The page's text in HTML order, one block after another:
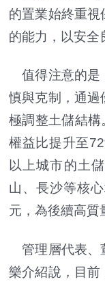
的置業始終重視
的能力，以安全
值得注意的是
慎與克制，通過
極調整土儲結
權益比提升至
以上城市的土
山、長沙等核
元，為後續高質
管理層代表、
樂介紹說，目前